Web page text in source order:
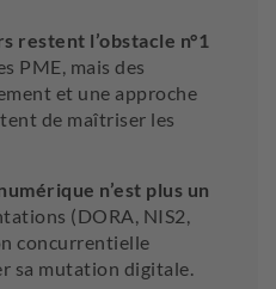
restent l’obstacle n°1
PME, mais des
et une approche
de maîtriser les
n’est plus un
(DORA, NIS2,
concurrentielle
sa mutation digitale.